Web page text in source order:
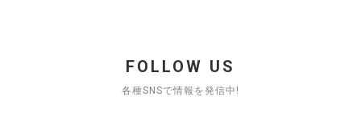
FOLLOW US
各種SNSで情報を発信中!